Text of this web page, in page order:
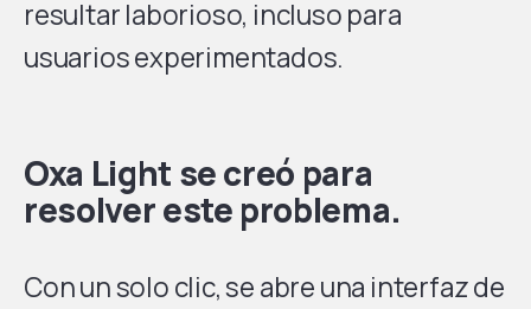
resultar laborioso, incluso para
usuarios experimentados.
Oxa Light se creó para
resolver este problema.
Con un solo clic, se abre una interfaz de